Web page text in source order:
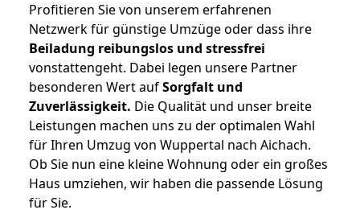
Profitieren Sie von unserem erfahrenen
Netzwerk für günstige Umzüge oder dass ihre
Beiladung reibungslos und stressfrei
vonstattengeht. Dabei legen unsere Partner
besonderen Wert aufSorgfalt und
Zuverlässigkeit. Die Qualität und unser breite
Leistungen machen uns zu der optimalen Wahl
für Ihren Umzug von Wuppertal nach Aichach.
Ob Sie nun eine kleine Wohnung oder ein großes
Haus umziehen, wir haben die passende Lösung
für Sie.